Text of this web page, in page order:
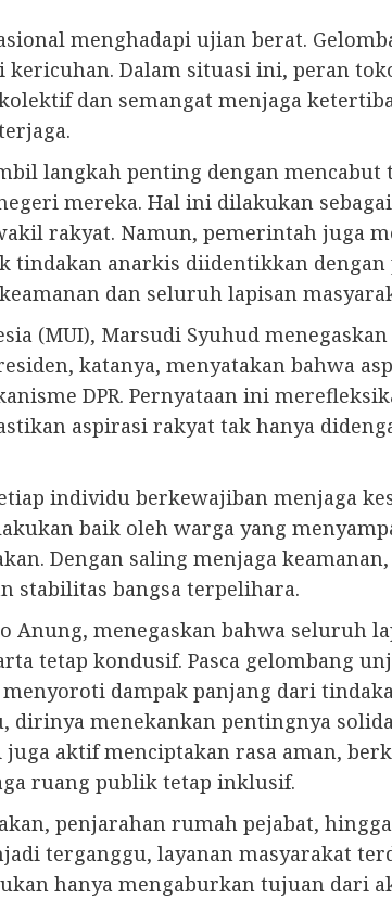
menghadapi ujian berat.
Dalam situasi ini, peran
dan semangat menjaga
langkah penting dengan mencabut
mereka. Hal ini dilakukan
rakyat. Namun, pemerintah juga
tindakan anarkis diidentikkan
dan seluruh lapisan
(MUI), Marsudi Syuhud
katanya, menyatakan bahwa
DPR. Pernyataan ini
aspirasi rakyat tak hanya
individu berkewajiban menjaga
baik oleh warga yang
Dengan saling menjaga
stabilitas bangsa terpelihara.
Anung, menegaskan bahwa seluruh
tetap kondusif. Pasca gelombang
dampak panjang dari
dirinya menekankan pentingnya
aktif menciptakan rasa aman,
ruang publik tetap inklusif.
penjarahan rumah pejabat,
terganggu, layanan masyarakat
hanya mengaburkan tujuan dari